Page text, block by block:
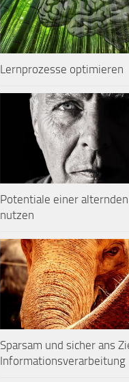
Lernprozesse optimieren
Potentiale einer
nutzen
Sparsam und sicher ans
Informationsverarbeitung